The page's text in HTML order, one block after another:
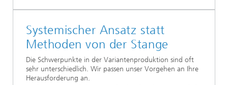
Systemischer Ansatz statt
Methoden von der Stange
Die Schwerpunkte in der Variantenproduktion sind oft
sehr unterschiedlich. Wir passen unser Vorgehen an Ihre
Herausforderung an.